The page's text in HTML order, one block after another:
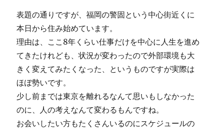
表題の通りですが、福岡の警固という中心街近くに
本日から住み始めています。
理由は、ここ8年くらい仕事だけを中心に人生を進め
てきたけれども、状況が変わったので外部環境も大
きく変えてみたくなった、というものですが実際は
ほぼ勢いです。
少し前までは東京を離れるなんて思いもしなかった
のに、人の考えなんて変わるもんですね。
お会いしたい方もたくさんいるのにスケジュールの